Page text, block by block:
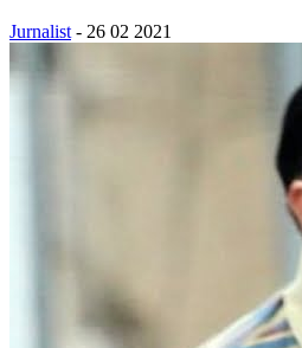
Jurnalist - 26 02 2021